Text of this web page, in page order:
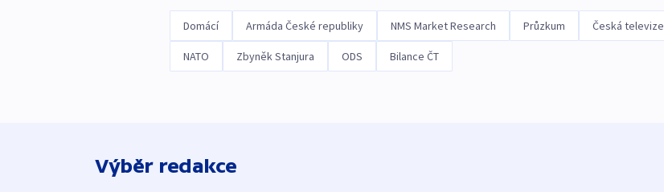
Domácí Armáda České republiky NMS Market Research Průzkum Česká televize
NATO Zbyněk Stanjura ODS Bilance ČT
Výběr redakce